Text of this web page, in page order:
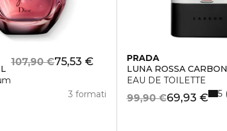
75,53 €
107,90 €
3 formati
PRADA
LUNA ROSSA CARBON
EAU DE TOILETTE
69,93 €
99,90 € 5